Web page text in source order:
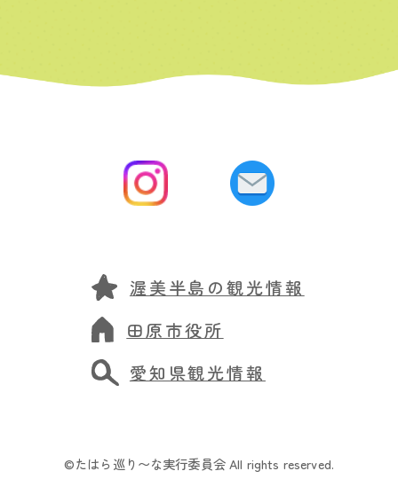
渥美半島の観光情報
田原市役所
愛知県観光情報
©たはら巡り〜な実行委員会 All rights reserved.